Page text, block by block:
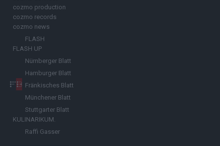
cozmo production
cozmo records
cozmo news
FLASH
FLASH UP
Nürnberger Blatt
Hamburger Blatt
Fränkisches Blatt
Münchener Blatt
Stuttgarter Blatt
KULINARIKUM.
Raffi Gasser